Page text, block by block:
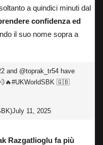
a quindici minuti dal
confidenza ed
il suo nome sopra a
and @toprak_tr54 have
#UKWorldSBK 🇬🇧
July 11, 2025
Razgatlioglu fa più